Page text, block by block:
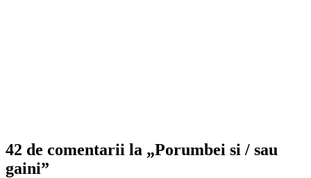
42 de comentarii la „Porumbei si / sau
gaini”